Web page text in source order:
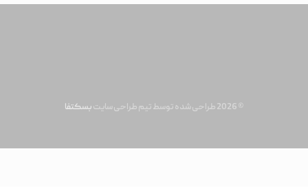
© 2026 طراحی شده توسط تیم طراحی سایت بسکتفا